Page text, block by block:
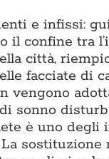
e infissi:
confine tra
città,
facciate di
vengono
sonno
è uno